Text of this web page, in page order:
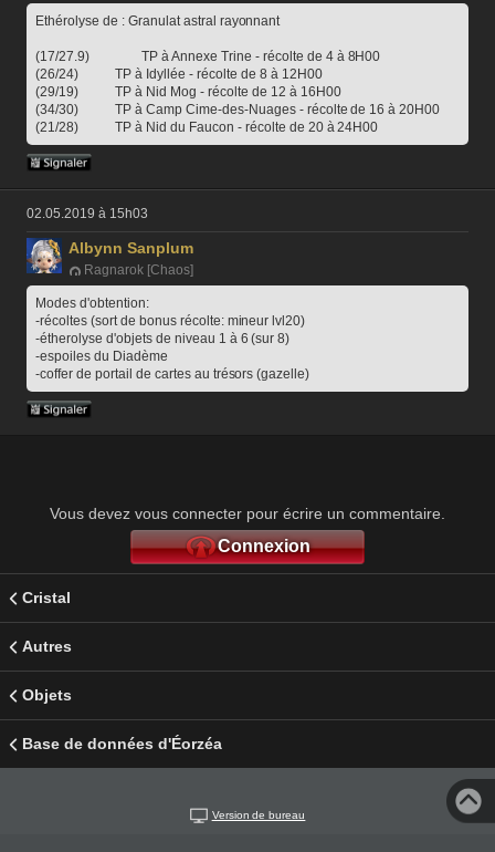
Ethérolyse de : Granulat astral rayonnant
(17/27.9)		TP à Annexe Trine - récolte de 4 à 8H00
(26/24)		TP à Idyllée - récolte de 8 à 12H00
(29/19)		TP à Nid Mog - récolte de 12 à 16H00
(34/30)		TP à Camp Cime-des-Nuages - récolte de 16 à 20H00
(21/28)		TP à Nid du Faucon - récolte de 20 à 24H00
02.05.2019 à 15h03
Albynn Sanplum
Ragnarok [Chaos]
Modes d'obtention:
-récoltes (sort de bonus récolte: mineur lvl20)
-étherolyse d'objets de niveau 1 à 6 (sur 8)
-espoiles du Diadème
-coffer de portail de cartes au trésors (gazelle)
Vous devez vous connecter pour écrire un commentaire.
Connexion
Cristal
Autres
Objets
Base de données d'Éorzéa
Version de bureau